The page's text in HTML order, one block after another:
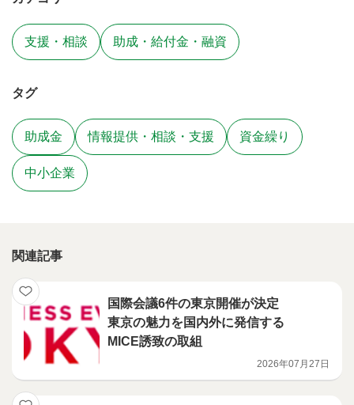
支援・相談 助成・給付金・融資
タグ
助成金 情報提供・相談・支援 資金繰り
中小企業
関連記事
国際会議6件の東京開催が決定
東京の魅力を国内外に発信する
MICE誘致の取組
2026年07月27日